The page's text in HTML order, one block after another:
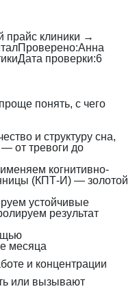
прайс клиники →
Проверено:Анна
Дата проверки:6
понять, с чего
и структуру сна,
от тревоги до
когнитивно-
(КПТ-И) — золотой
устойчивые
результат
месяца
и концентрации
или вызывают